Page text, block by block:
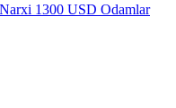
1300 USD Odamlar